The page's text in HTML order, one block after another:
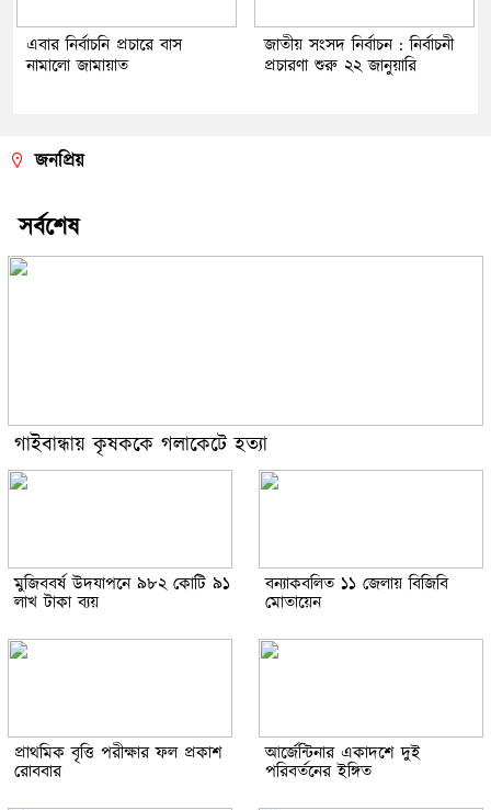
এবার নির্বাচনি প্রচারে বাস
নামালো জামায়াত
জাতীয় সংসদ নির্বাচন : নির্বাচনী
প্রচারণা শুরু ২২ জানুয়ারি
জনপ্রিয়
সর্বশেষ
গাইবান্ধায় কৃষককে গলাকেটে হত্যা
মুজিববর্ষ উদযাপনে ৯৮২ কোটি ৯১
লাখ টাকা ব্যয়
বন্যাকবলিত ১১ জেলায় বিজিবি
মোতায়েন
প্রাথমিক বৃত্তি পরীক্ষার ফল প্রকাশ
রোববার
আর্জেন্টিনার একাদশে দুই
পরিবর্তনের ইঙ্গিত